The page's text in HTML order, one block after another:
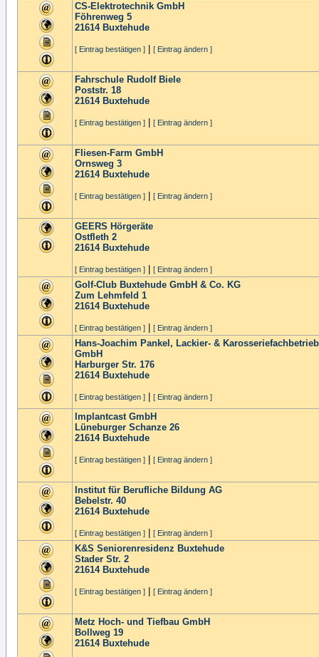
CS-Elektrotechnik GmbH
Föhrenweg 5
21614 Buxtehude
[ Eintrag bestätigen ] [ Eintrag ändern ]
Fahrschule Rudolf Biele
Poststr. 18
21614 Buxtehude
[ Eintrag bestätigen ] [ Eintrag ändern ]
Fliesen-Farm GmbH
Ornsweg 3
21614 Buxtehude
[ Eintrag bestätigen ] [ Eintrag ändern ]
GEERS Hörgeräte
Ostfleth 2
21614 Buxtehude
[ Eintrag bestätigen ] [ Eintrag ändern ]
Golf-Club Buxtehude GmbH & Co. KG
Zum Lehmfeld 1
21614 Buxtehude
[ Eintrag bestätigen ] [ Eintrag ändern ]
Hans-Joachim Pankel, Lackier- & Karosseriefachbetrieb
GmbH
Harburger Str. 176
21614 Buxtehude
[ Eintrag bestätigen ] [ Eintrag ändern ]
Implantcast GmbH
Lüneburger Schanze 26
21614 Buxtehude
[ Eintrag bestätigen ] [ Eintrag ändern ]
Institut für Berufliche Bildung AG
Bebelstr. 40
21614 Buxtehude
[ Eintrag bestätigen ] [ Eintrag ändern ]
K&S Seniorenresidenz Buxtehude
Stader Str. 2
21614 Buxtehude
[ Eintrag bestätigen ] [ Eintrag ändern ]
Metz Hoch- und Tiefbau GmbH
Bollweg 19
21614 Buxtehude